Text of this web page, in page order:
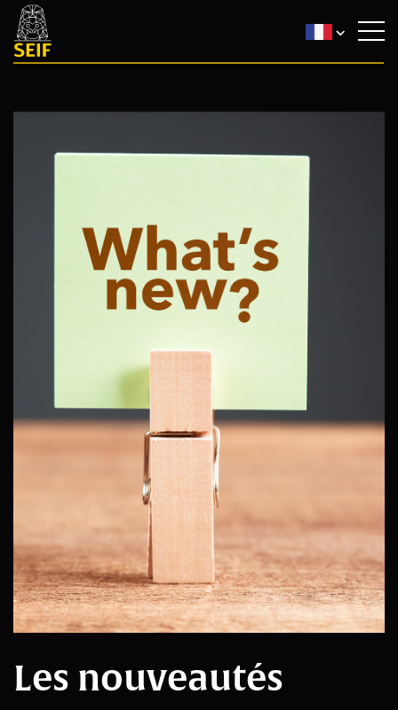
Les nouveautés